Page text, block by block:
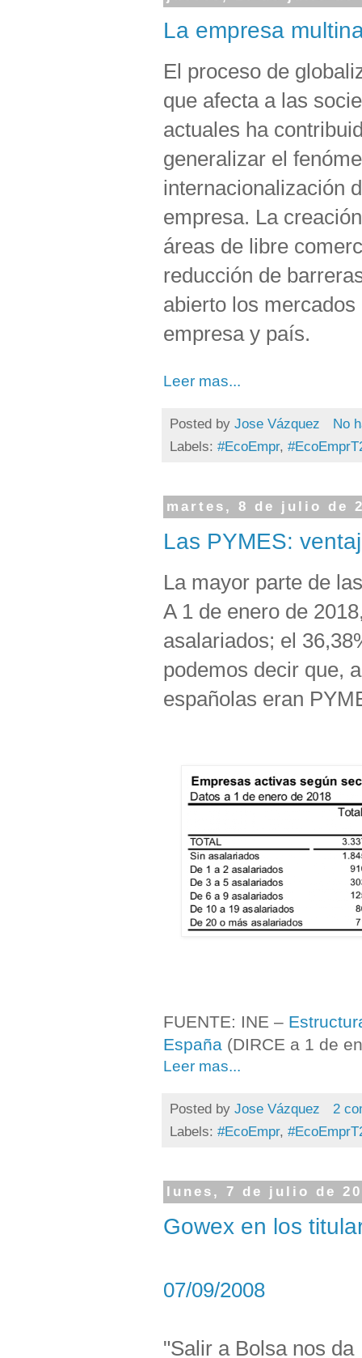
La empresa
El proceso de
que afecta a las
actuales ha
generalizar el
internacionalización
empresa. La
áreas de libre
reducción de
abierto los
empresa y país.
Leer mas...
Posted by Jose Vázquez
No
Labels: #EcoEmpr,
martes, 8 de julio de
Las PYMES:
La mayor parte de
A 1 de enero de
asalariados; el
podemos decir que,
españolas eran
FUENTE: INE –
España (DIRCE a 1 de
Leer mas...
Posted by Jose Vázquez
2
Labels: #EcoEmpr,
lunes, 7 de julio de
Gowex en los
07/09/2008
"Salir a Bolsa nos da